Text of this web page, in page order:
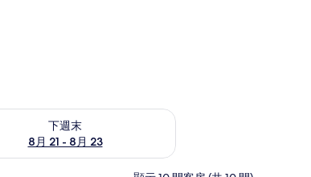
下週末
8月 21 - 8月 23
末 (8月 21 - 8月 23) 的供應情況